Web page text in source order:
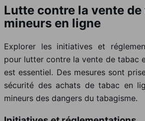
Lutte contre la vente de
mineurs en ligne
Explorer les initiatives et
pour lutter contre la vente de tabac
est essentiel. Des mesures sont
sécurité des achats de tabac en
mineurs des dangers du tabagisme.